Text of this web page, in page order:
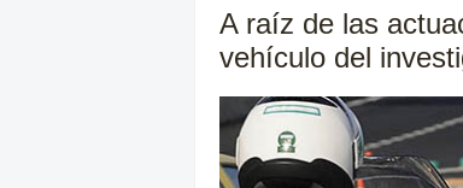
A raíz de las
vehículo del